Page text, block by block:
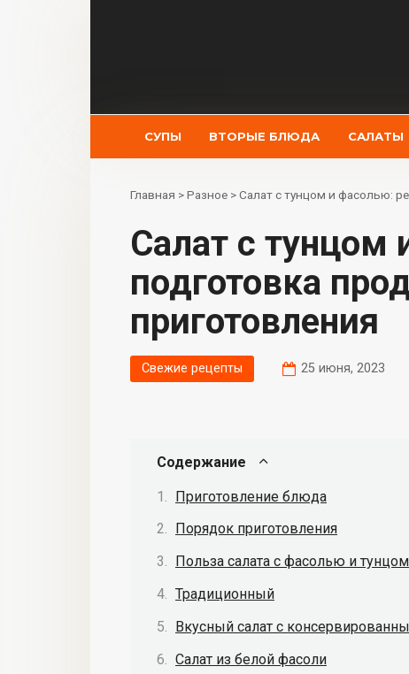
СУПЫ ВТОРЫЕ БЛЮДА САЛАТЫ
Главная >Разное >Салат с тунцом и фасолью:
Салат с тунцом и фасолью: рецепт,
подготовка
приготовления
Свежие рецепты 25 июня, 2023
Содержание
Приготовление блюда
Порядок приготовления
Польза салата с фасолью и тунцом
Традиционный
Вкусный салат с
Салат из белой фасоли